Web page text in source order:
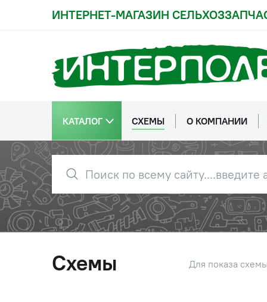
ИНТЕРНЕТ-МАГАЗИН
КАТАЛОГ СХЕМЫ О КОМПАНИИ
Схемы Для показа